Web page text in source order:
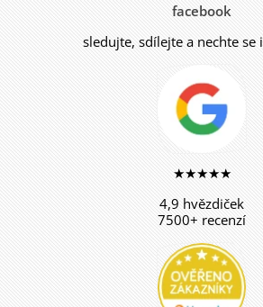
facebook
sledujte, sdílejte a nechte se
★★★★★
4,9 hvězdiček
7500+ recenzí